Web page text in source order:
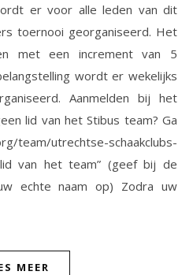
er voor alle leden van dit
toernooi georganiseerd. Het
met een increment van 5
wordt er wekelijks
Aanmelden bij het
lid van het Stibus team? Ga
team/utrechtse-schaakclubs-
van het team” (geef bij de
echte naam op) Zodra uw
MEER